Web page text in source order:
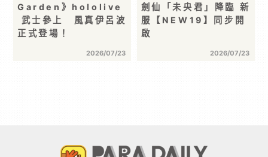
Garden》hololive
武士參上 風真伊呂波
正式登場！
2026/07/23
劍仙「未央君」降臨 新
服【NEW19】同步開
啟
2026/07/23